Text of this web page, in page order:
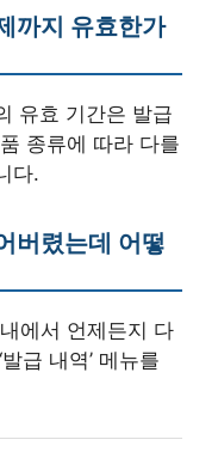
까지 유효한가
유효 기간은 발급
종류에 따라 다를
다.
버렸는데 어떻
에서 언제든지 다
급 내역’ 메뉴를